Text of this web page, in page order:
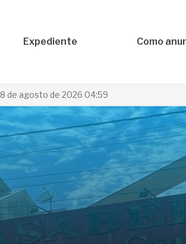
Expediente Como
8 de agosto de 2026 04:59